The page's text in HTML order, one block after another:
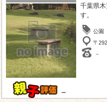
－
千葉県
す。
公園
〒
－